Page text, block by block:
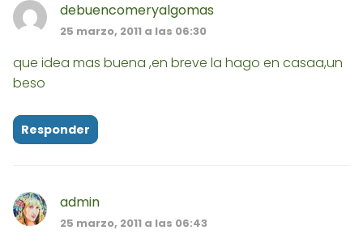
debuencomeryalgomas
25 marzo, 2011 a las 06:30
que idea mas buena ,en breve la hago en casaa,un
beso
Responder
admin
25 marzo, 2011 a las 06:43